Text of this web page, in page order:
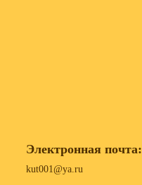
Электронная почта:
kut001@ya.ru